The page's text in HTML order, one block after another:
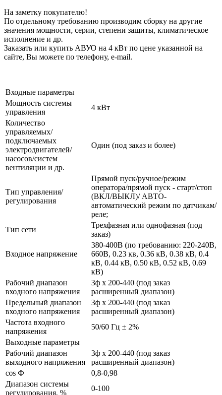
На заметку покупателю!
По отдельному требованию производим сборку на другие
значения мощности, серии, степени защиты, климатическое
исполнение и др.
Заказать или купить АВУО на 4 кВт по цене указанной на
сайте, Вы можете по телефону, e-mail.
Входные параметры
Мощность системы
управления
4 кВт
Количество
управляемых/
подключаемых
электродвигателей/
насосов/систем
вентиляции и др.
Один (под заказ и более)
Тип управления/
регулирования
Прямой пуск/ручное/режим
оператора/прямой пуск - старт/стоп
(ВКЛ/ВЫКЛ)/ АВТО-
автоматический режим по датчикам/
реле;
Тип сети
Трехфазная или однофазная (под
заказ)
Входное напряжение
380-400В (по требованию: 220-240В,
660В, 0.23 кв, 0.36 кВ, 0.38 кВ, 0.4
кВ, 0.44 кВ, 0.50 кВ, 0.52 кВ, 0.69
кВ)
Рабочий диапазон
входного напряжения
3ф х 200-440 (под заказ
расширенный диапазон)
Предельный диапазон
входного напряжения
3ф х 200-440 (под заказ
расширенный диапазон)
Частота входного
напряжения
50/60 Гц ± 2%
Выходные параметры
Рабочий диапазон
выходного напряжения
3ф х 200-440 (под заказ
расширенный диапазон)
cos Ф
0,8-0,98
Диапазон системы
регулирования, %
0-100